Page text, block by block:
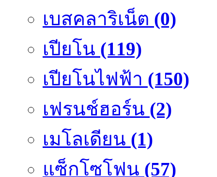
เบสคลาริเน็ต (0)
เปียโน (119)
เปียโนไฟฟ้า (150)
เฟรนช์ฮอร์น (2)
เมโลเดียน (1)
แซ็กโซโฟน (57)